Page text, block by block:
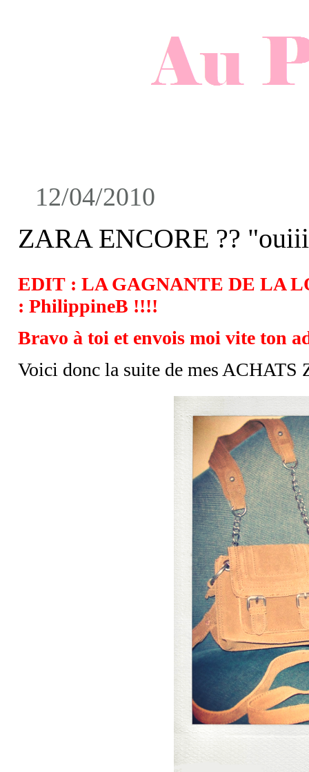
12/04/2010
ZARA ENCORE ??
EDIT : LA GAGNANTE DE LA
: PhilippineB !!!!
Bravo à toi et envois moi vite ton
Voici donc la suite de mes